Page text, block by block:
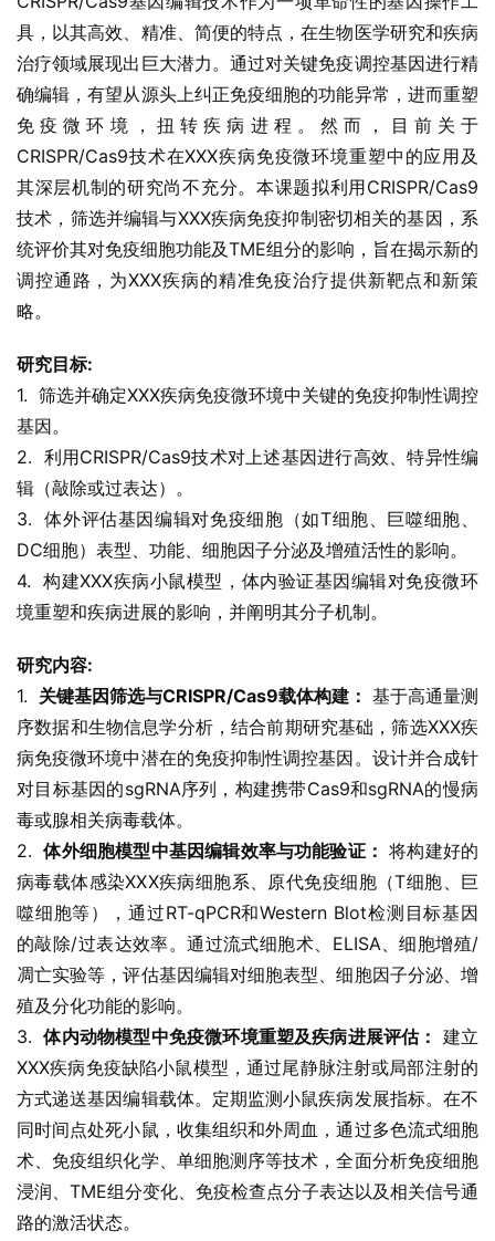
具，以其高效、精准、简便的特点，在生物医学研究和疾病
治疗领域展现出巨大潜力。通过对关键免疫调控基因进行精
确编辑，有望从源头上纠正免疫细胞的功能异常，进而重塑
免疫微环境，扭转疾病进程。然而，目前关于
CRISPR/Cas9技术在XXX疾病免疫微环境重塑中的应用及
其深层机制的研究尚不充分。本课题拟利用CRISPR/Cas9
技术，筛选并编辑与XXX疾病免疫抑制密切相关的基因，系
统评价其对免疫细胞功能及TME组分的影响，旨在揭示新的
调控通路，为XXX疾病的精准免疫治疗提供新靶点和新策
略。
研究目标:
1.  筛选并确定XXX疾病免疫微环境中关键的免疫抑制性调控
基因。
2.  利用CRISPR/Cas9技术对上述基因进行高效、特异性编
辑（敲除或过表达）。
3.  体外评估基因编辑对免疫细胞（如T细胞、巨噬细胞、
DC细胞）表型、功能、细胞因子分泌及增殖活性的影响。
4.  构建XXX疾病小鼠模型，体内验证基因编辑对免疫微环
境重塑和疾病进展的影响，并阐明其分子机制。
研究内容:
1. 关键基因筛选与CRISPR/Cas9载体构建： 基于高通量测
序数据和生物信息学分析，结合前期研究基础，筛选XXX疾
病免疫微环境中潜在的免疫抑制性调控基因。设计并合成针
对目标基因的sgRNA序列，构建携带Cas9和sgRNA的慢病
毒或腺相关病毒载体。
2. 体外细胞模型中基因编辑效率与功能验证： 将构建好的
病毒载体感染XXX疾病细胞系、原代免疫细胞（T细胞、巨
噬细胞等），通过RT-qPCR和Western Blot检测目标基因
的敲除/过表达效率。通过流式细胞术、ELISA、细胞增殖/
凋亡实验等，评估基因编辑对细胞表型、细胞因子分泌、增
殖及分化功能的影响。
3. 体内动物模型中免疫微环境重塑及疾病进展评估： 建立
XXX疾病免疫缺陷小鼠模型，通过尾静脉注射或局部注射的
方式递送基因编辑载体。定期监测小鼠疾病发展指标。在不
同时间点处死小鼠，收集组织和外周血，通过多色流式细胞
术、免疫组织化学、单细胞测序等技术，全面分析免疫细胞
浸润、TME组分变化、免疫检查点分子表达以及相关信号通
路的激活状态。